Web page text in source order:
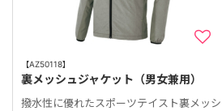
【AZ50118】
裏メッシュジャケット（男女兼用）
撥水性に優れたスポーツテイスト裏メッシ